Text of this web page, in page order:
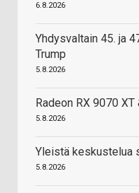
6.8.2026
Yhdysvaltain 45. ja
Trump
5.8.2026
Radeon RX 9070
5.8.2026
Yleistä keskustelua
5.8.2026